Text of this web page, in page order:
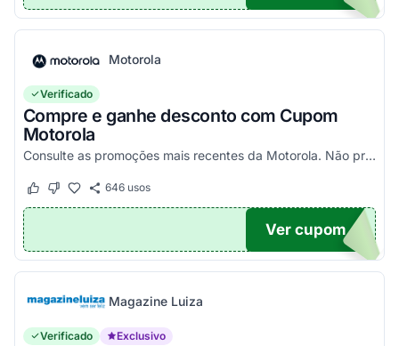
Motorola
Verificado
Compre e ganhe desconto com Cupom
Motorola
Consulte as promoções mais recentes da Motorola. Não precisa de cupom, descontos já aplicados no site.
Este cupom funcionou
Este cupom não funcionou
646usos
TICO
Ver cupom
Magazine Luiza
Verificado Exclusivo